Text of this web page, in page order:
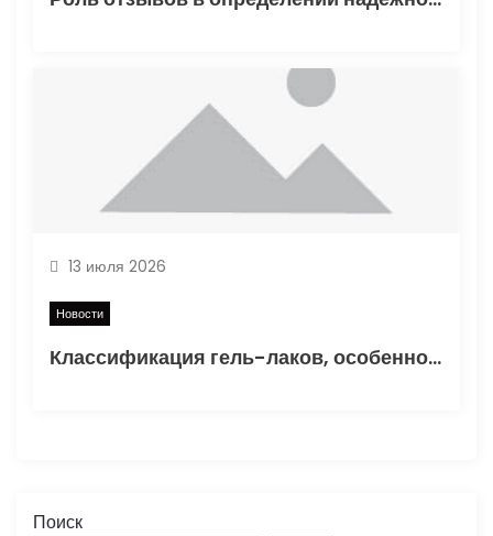
13 июля 2026
Новости
Классификация гель-лаков, особенности состава и критерии выбора
Поиск